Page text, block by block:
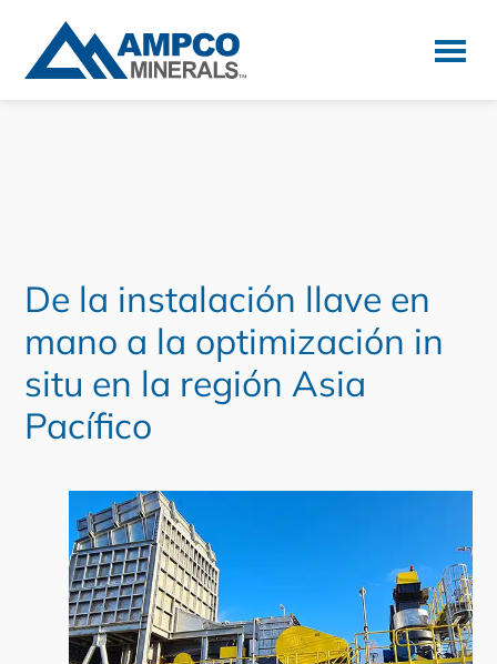
contenido
De la instalación llave en
mano a la optimización in
situ en la región Asia
Pacífico